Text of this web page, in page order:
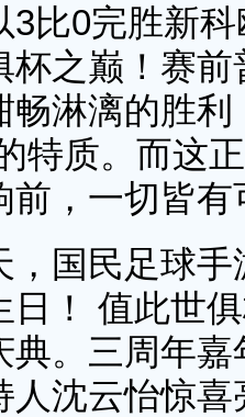
3比0完胜新
杯之巅！赛
畅淋漓的胜利
特质。而这
，一切皆有
国民足球手
日！ 值此世
典。三周年
人沈云怡惊